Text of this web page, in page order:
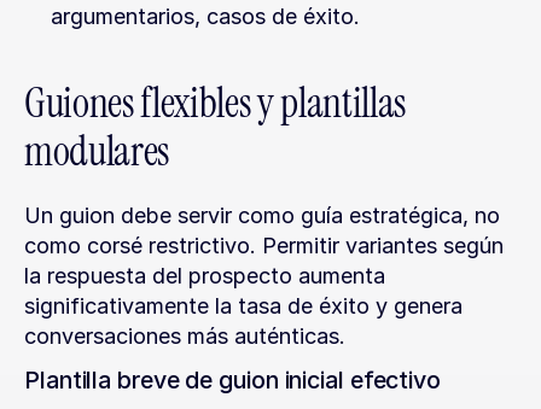
argumentarios, casos de éxito.
Guiones flexibles y plantillas
modulares
Un guion debe servir como guía estratégica, no
como corsé restrictivo. Permitir variantes según
la respuesta del prospecto aumenta
significativamente la tasa de éxito y genera
conversaciones más auténticas.
Plantilla breve de guion inicial efectivo